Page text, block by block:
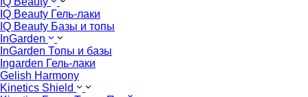
IQ Beauty Гель-лаки
IQ Beauty Базы и топы
InGarden
InGarden Топы и базы
Ingarden Гель-лаки
Gelish Harmony
Kinetics Shield